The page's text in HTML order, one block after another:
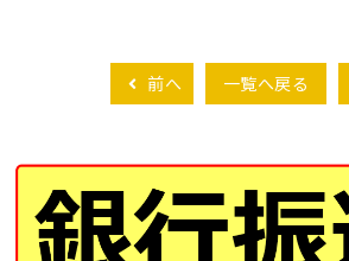
前へ 一覧へ戻る